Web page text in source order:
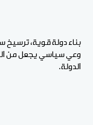
بناء دولة قوية،
وعي سياسي يجعل من
الدولة.